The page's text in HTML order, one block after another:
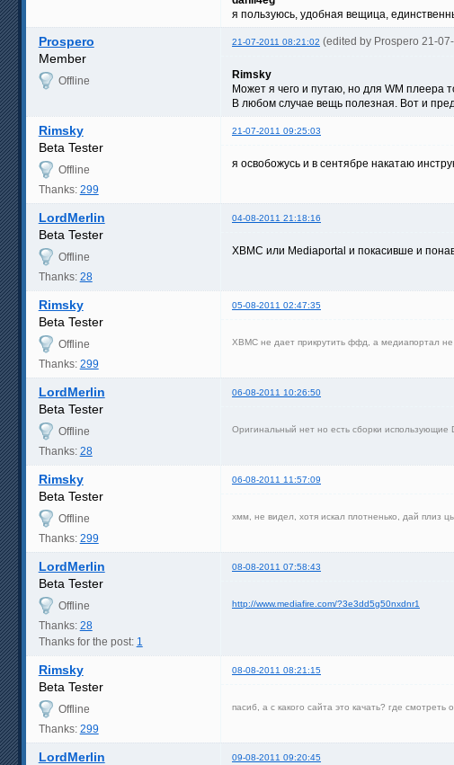
я пользуюсь, удобная вещица,
Prospero 21-07-2011 08:21:02 (edited by Prospero 21-
Member
Offline
Rimsky
Может я чего и путаю, но для WM плеера
В любом случае вещь полезная. Вот и
Rimsky 21-07-2011 09:25:03
Beta Tester
Offline
Thanks: 299
я освобожусь и в сентябре накатаю
LordMerlin 04-08-2011 21:18:16
Beta Tester
Offline
Thanks: 28
XBMC или Mediaportal и покасивше и
Rimsky 05-08-2011 02:47:35
Beta Tester
Offline
Thanks: 299
XBMC не дает прикрутить ффд, а медиапортал
LordMerlin 06-08-2011 10:26:50
Beta Tester
Offline
Thanks: 28
Оригинальный нет но есть сборки использующие
Rimsky 06-08-2011 11:57:09
Beta Tester
Offline
Thanks: 299
хмм, не видел, хотя искал плотненько, дай плиз
LordMerlin 08-08-2011 07:58:43
Beta Tester
Offline
Thanks: 28
Thanks for the post: 1
http://www.mediafire.com/?3e3dd5g50nxdnr1
Rimsky 08-08-2011 08:21:15
Beta Tester
Offline
Thanks: 299
пасиб, а с какого сайта это качать? где
LordMerlin 09-08-2011 09:20:45